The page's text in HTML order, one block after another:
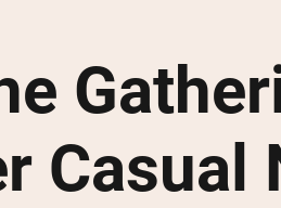
Casual